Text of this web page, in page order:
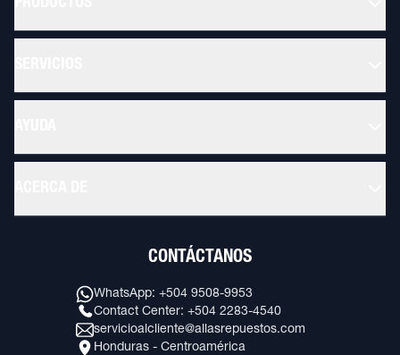
CONTÁCTANOS
WhatsApp: +504 9508-9953
Contact Center: +504 2283-4540
servicioalcliente@allasrepuestos.com
Honduras - Centroamérica